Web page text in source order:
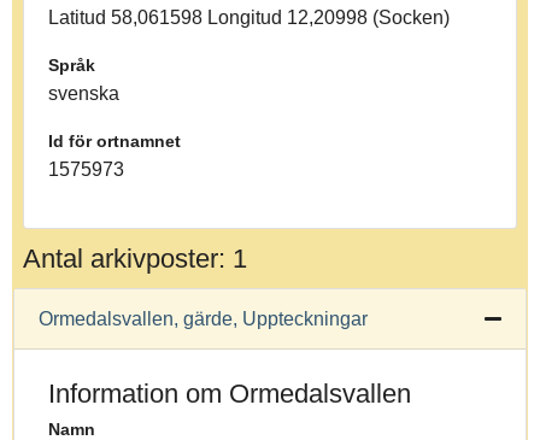
Latitud 58,061598 Longitud 12,20998 (Socken)
Språk
svenska
Id för ortnamnet
1575973
Antal arkivposter: 1
Ormedalsvallen, gärde, Uppteckningar
Information om Ormedalsvallen
Namn